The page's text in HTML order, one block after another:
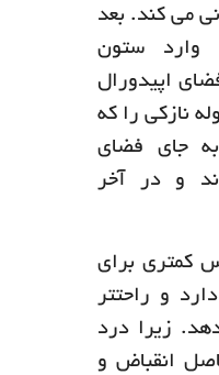
می کند. بعد
وارد ستون
اپیدورال
نازکی را که
به جای فضای
و در آخر
کمتری برای
و راحتتر
زیرا درد
انقباض و